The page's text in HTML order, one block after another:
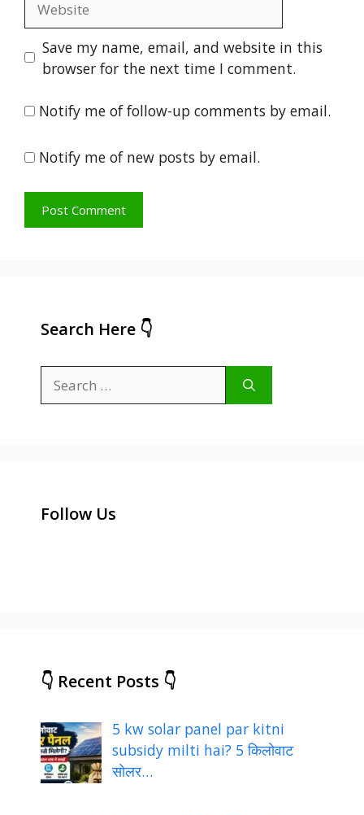
Save my name, email, and website in this
browser for the next time I comment.
Notify me of follow-up comments by email.
Notify me of new posts by email.
Search Here 👇
Search
for:
Follow Us
👇 Recent Posts 👇
5 kw solar panel par kitni
subsidy milti hai? 5 किलोवाट
सोलर…